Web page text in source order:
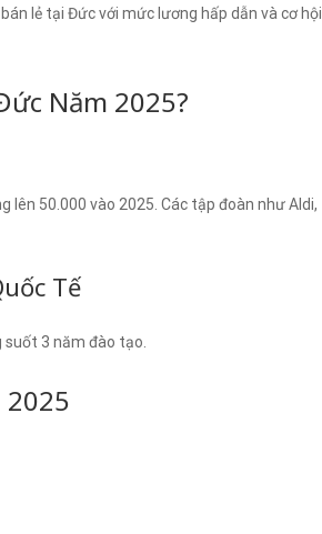
lẻ tại Đức với mức lương hấp dẫn và cơ hội
Năm 2025?
lên 50.000 vào 2025. Các tập đoàn như Aldi,
Tế
3 năm đào tạo.